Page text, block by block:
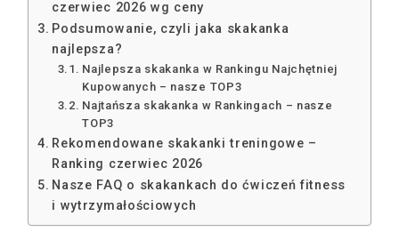
czerwiec 2026 wg ceny
Podsumowanie, czyli jaka skakanka
najlepsza?
Najlepsza skakanka w Rankingu Najchętniej
Kupowanych – nasze TOP3
Najtańsza skakanka w Rankingach – nasze
TOP3
Rekomendowane skakanki treningowe –
Ranking czerwiec 2026
Nasze FAQ o skakankach do ćwiczeń fitness
i wytrzymałościowych